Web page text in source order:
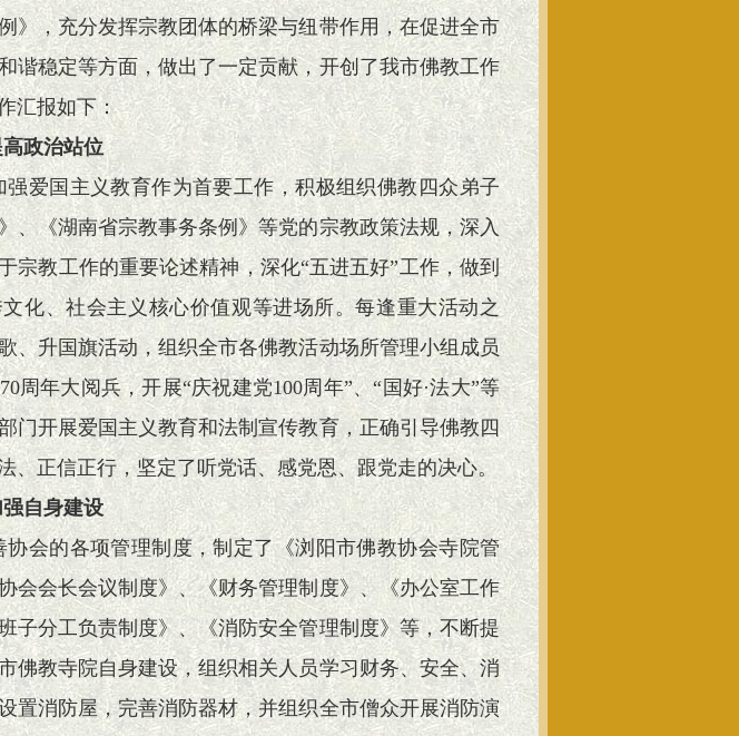
》，充分发挥宗教团体的桥梁与纽带作用，在促进全市
谐稳定等方面，做出了一定贡献，开创了我市佛教工作
汇报如下：
政治站位
爱国主义教育作为首要工作，积极组织佛教四众弟子
、《湖南省宗教事务条例》等党的宗教政策法规，深入
宗教工作的重要论述精神，深化“五进五好”工作，做到
化、社会主义核心价值观等进场所。每逢重大活动之
、升国旗活动，组织全市各佛教活动场所管理小组成员
周年大阅兵，开展“庆祝建党100周年”、“国好·法大”等
门开展爱国主义教育和法制宣传教育，正确引导佛教四
、正信正行，坚定了听党话、感党恩、跟党走的决心。
自身建设
会的各项管理制度，制定了《浏阳市佛教协会寺院管
会会长会议制度》、《财务管理制度》、《办公室工作
子分工负责制度》、《消防安全管理制度》等，不断提
佛教寺院自身建设，组织相关人员学习财务、安全、消
置消防屋，完善消防器材，并组织全市僧众开展消防演